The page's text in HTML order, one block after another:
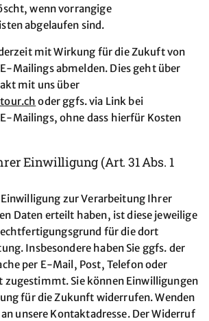
wenn vorrangige
abgelaufen sind.
mit Wirkung für die Zukuft von
Mailings abmelden. Dies geht über
mit uns über
oder ggfs. via Link bei
Mailings, ohne dass hierfür Kosten
Einwilligung (Art. 31 Abs. 1
Einwilligung zur Verarbeitung Ihrer
Daten erteilt haben, ist diese jeweilige
für die dort
Insbesondere haben Sie ggfs. der
per E-Mail, Post, Telefon oder
zugestimmt. Sie können Einwilligungen
für die Zukunft widerrufen. Wenden
unsere Kontaktadresse. Der Widerruf